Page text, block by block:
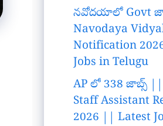
నవోదయాలో Govt
Navodaya
Notification
Jobs in Telugu
AP లో 338 జాబ్స్ ||
Staff Assistant
2026 || Latest